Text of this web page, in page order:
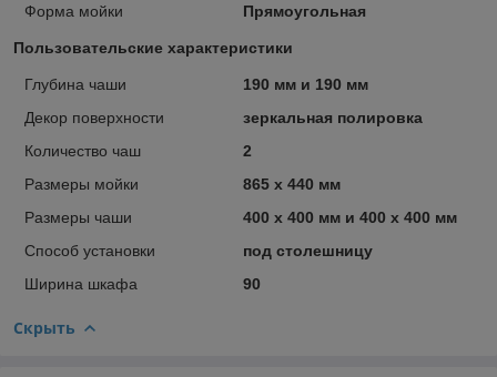
Форма мойки
Прямоугольная
Пользовательские характеристики
Глубина чаши
190 мм и 190 мм
Декор поверхности
зеркальная полировка
Количество чаш
2
Размеры мойки
865 х 440 мм
Размеры чаши
400 х 400 мм и 400 х 400 мм
Способ установки
под столешницу
Ширина шкафа
90
Скрыть